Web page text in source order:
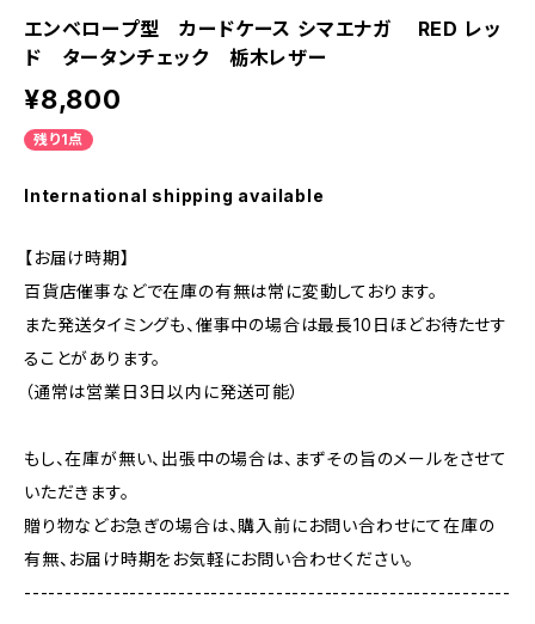
エンベロープ型 カードケース シマエナガ RED レッ
ド タータンチェック 栃木レザー
¥8,800
残り1点
International shipping available
【お届け時期】
百貨店催事などで在庫の有無は常に変動しております。
また発送タイミングも、催事中の場合は最長10日ほどお待たせす
ることがあります。
（通常は営業日3日以内に発送可能）
もし、在庫が無い、出張中の場合は、まずその旨のメールをさせて
いただきます。
贈り物などお急ぎの場合は、購入前にお問い合わせにて在庫の
有無、お届け時期をお気軽にお問い合わせください。
------------------------------------------------------------